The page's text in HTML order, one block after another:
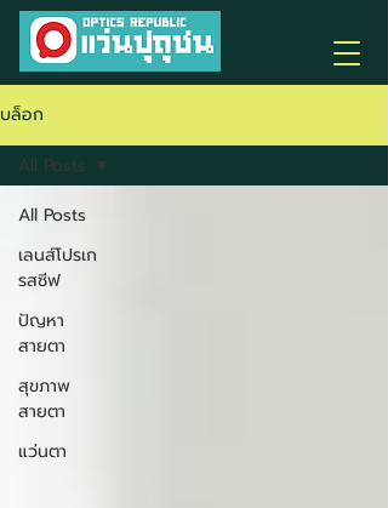
บล็อก
All Posts
เลนส์โปรเก
รสซีฟ
ปัญหา
สายตา
สุขภาพ
สายตา
แว่นตา
All Posts